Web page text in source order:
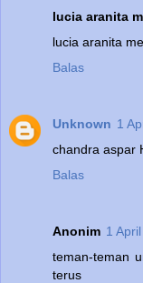
lucia aranita
lucia aranita
Balas
Unknown 1
chandra aspar
Balas
Anonim 1
teman-teman
terus